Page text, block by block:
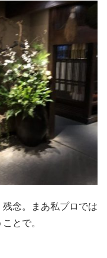
念。まあ私プロでは
とで。